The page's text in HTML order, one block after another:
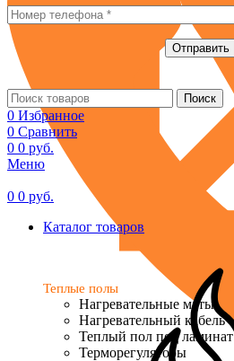
Поиск
0 Избранное
0 Сравнить
0 0 руб.
Меню
0 0 руб.
Каталог товаров
Теплые полы
Нагревательные маты
Нагревательный кабель
Теплый пол под ламинат
Терморегуляторы